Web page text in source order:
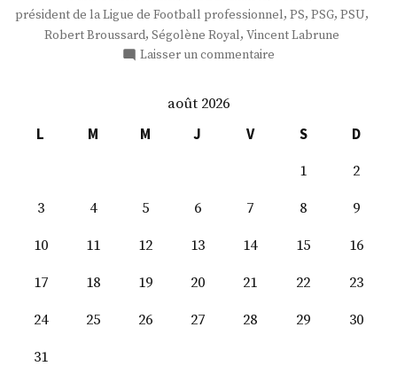
président de la Ligue de Football professionnel, PS, PSG, PSU,
Robert Broussard, Ségolène Royal, Vincent Labrune
Laisser un commentaire
août 2026
L
M M J V S
D
1
2
3
4 5 6 7 8
9
10
11 12 13 14 15
16
17
18 19 20 21 22
23
24
25 26 27 28 29
30
31